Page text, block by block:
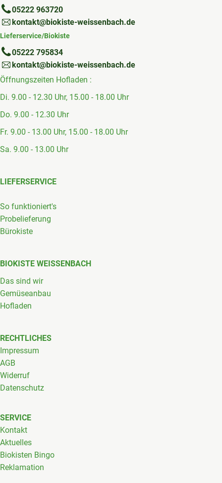
05222 963720
kontakt@biokiste-weissenbach.de
Lieferservice/Biokiste
05222 795834
kontakt@biokiste-weissenbach.de
Öffnungszeiten Hofladen :
Di. 9.00 - 12.30 Uhr, 15.00 - 18.00 Uhr
Do. 9.00 - 12.30 Uhr
Fr. 9.00 - 13.00 Uhr, 15.00 - 18.00 Uhr
Sa. 9.00 - 13.00 Uhr
LIEFERSERVICE
So funktioniert's
Probelieferung
Bürokiste
BIOKISTE WEISSENBACH
Das sind wir
Gemüseanbau
Hofladen
RECHTLICHES
Impressum
AGB
Widerruf
Datenschutz
SERVICE
Kontakt
Aktuelles
Biokisten Bingo
Reklamation